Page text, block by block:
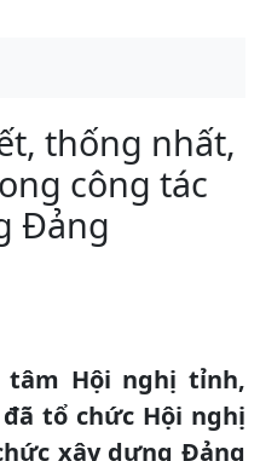
thống nhất,
công tác
Đảng
tâm Hội nghị tỉnh,
tổ chức Hội nghị
xây dựng Đảng